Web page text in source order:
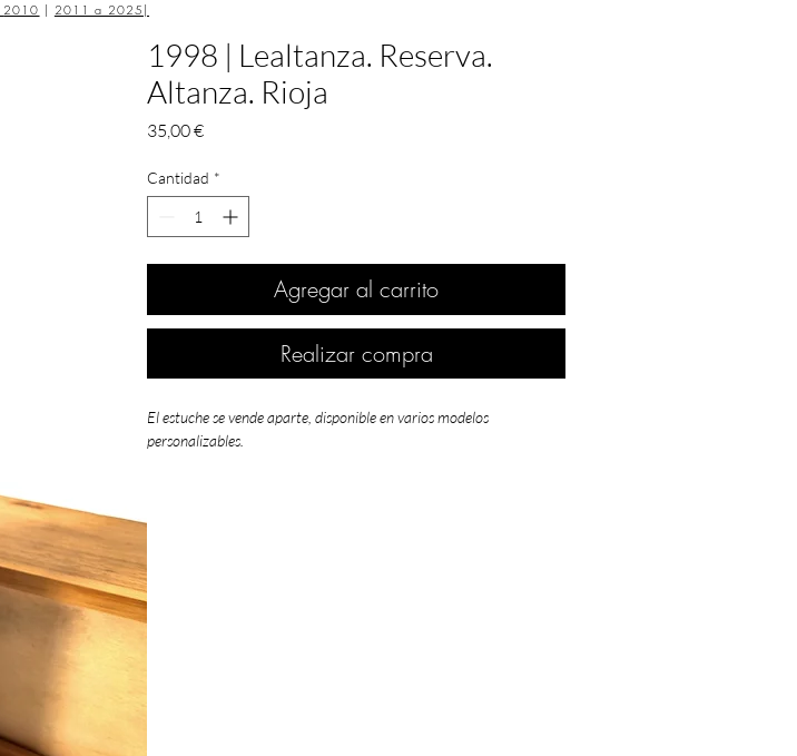
2010 | 2011 a 2025 |
1998 | Lealtanza. Reserva.
Altanza. Rioja
35,00 €Precio
Cantidad *
Agregar al carrito
Realizar compra
El estuche se vende aparte, disponible en varios modelos
personalizables.